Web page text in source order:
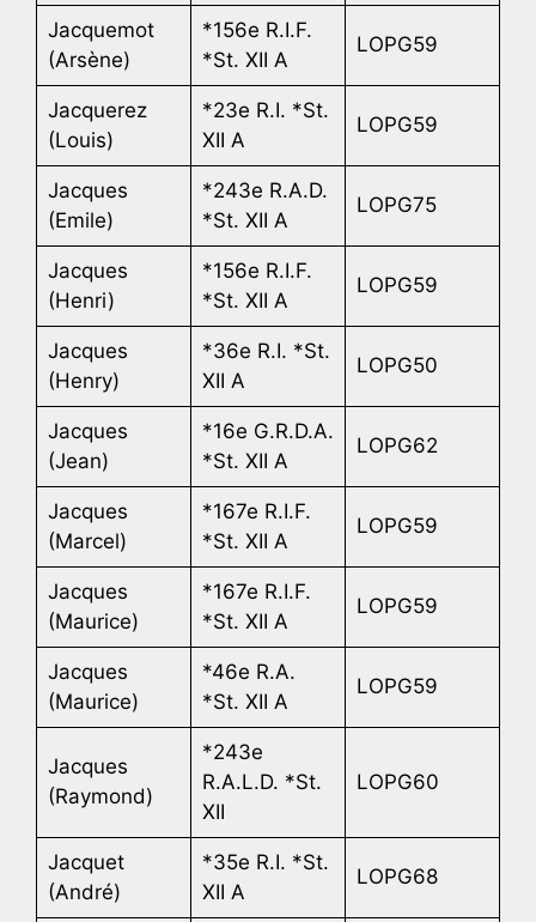
Jacquemot
(Arsène)
*156e R.I.F.
*St. XII A
LOPG59
Jacquerez
(Louis)
*23e R.I. *St.
XII A
LOPG59
Jacques
(Emile)
*243e R.A.D.
*St. XII A
LOPG75
Jacques
(Henri)
*156e R.I.F.
*St. XII A
LOPG59
Jacques
(Henry)
*36e R.I. *St.
XII A
LOPG50
Jacques
(Jean)
*16e G.R.D.A.
*St. XII A
LOPG62
Jacques
(Marcel)
*167e R.I.F.
*St. XII A
LOPG59
Jacques
(Maurice)
*167e R.I.F.
*St. XII A
LOPG59
Jacques
(Maurice)
*46e R.A.
*St. XII A
LOPG59
Jacques
(Raymond)
*243e
R.A.L.D. *St.
XII
LOPG60
Jacquet
(André)
*35e R.I. *St.
XII A
LOPG68